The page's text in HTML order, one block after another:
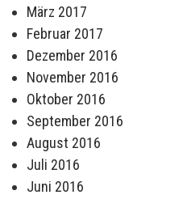
März 2017
Februar 2017
Dezember 2016
November 2016
Oktober 2016
September 2016
August 2016
Juli 2016
Juni 2016